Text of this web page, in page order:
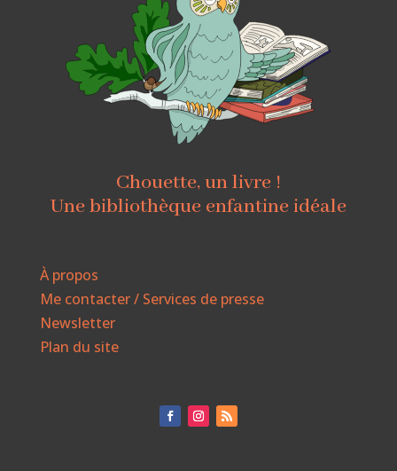
Chouette, un livre !
Une bibliothèque enfantine idéale
À propos
Me contacter / Services de presse
Newsletter
Plan du site